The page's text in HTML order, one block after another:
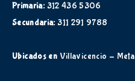
Primaria: 312 436 5306
Secundaria: 311 291 9788
Ubicados en Villavicencio - Meta